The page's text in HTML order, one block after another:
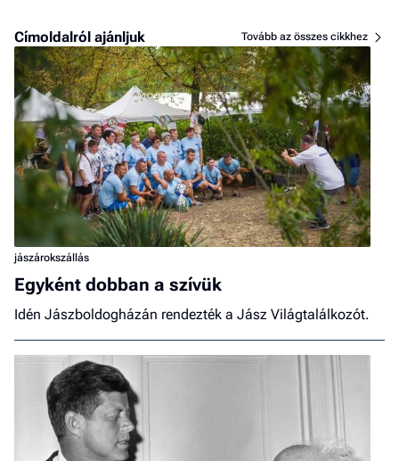
Címoldalról ajánljuk Tovább az összes cikkhez
jászárokszállás
Egyként dobban a szívük
Idén Jászboldogházán rendezték a Jász Világtalálkozót.